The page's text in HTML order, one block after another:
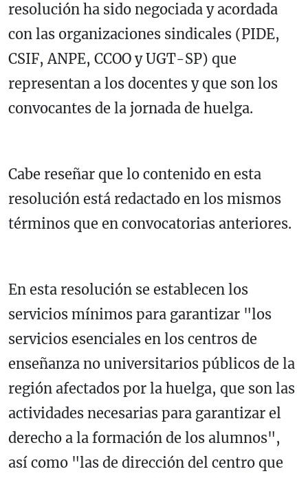
resolución ha sido negociada y acordada
con las organizaciones sindicales (PIDE,
CSIF, ANPE, CCOO y UGT-SP) que
representan a los docentes y que son los
convocantes de la jornada de huelga.
Cabe reseñar que lo contenido en esta
resolución está redactado en los mismos
términos que en convocatorias anteriores.
En esta resolución se establecen los
servicios mínimos para garantizar "los
servicios esenciales en los centros de
enseñanza no universitarios públicos de la
región afectados por la huelga, que son las
actividades necesarias para garantizar el
derecho a la formación de los alumnos",
así como "las de dirección del centro que